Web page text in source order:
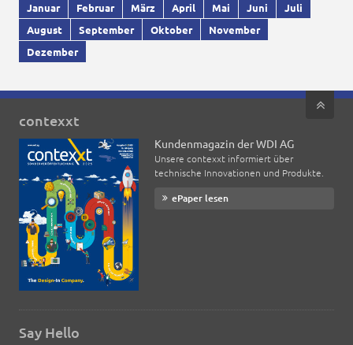
Januar Februar März April Mai Juni
Juli
August
September Oktober
November
Dezember
contexxt
Kundenmagazin der WDI AG
Unsere contexxt informiert über
technische Innovationen und Produkte.
ePaper lesen
Say Hello